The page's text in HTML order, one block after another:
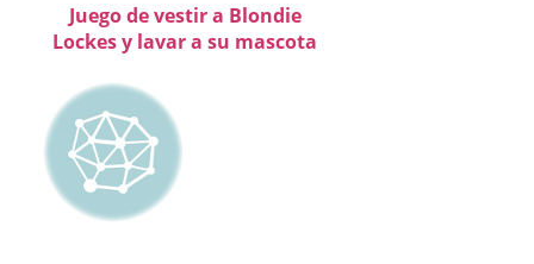
Juego de vestir a Blondie
Lockes y lavar a su mascota